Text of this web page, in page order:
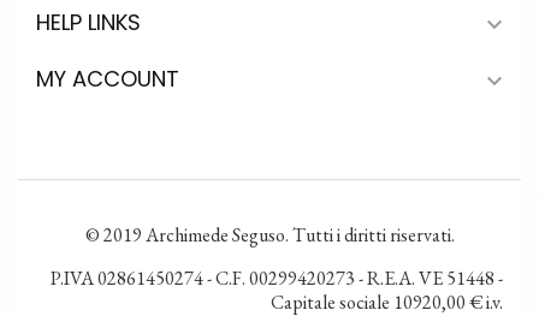
HELP LINKS 
MY ACCOUNT 
© 2019 Archimede Seguso. Tutti i diritti riservati.
P.IVA 02861450274 - C.F. 00299420273 - R.E.A. VE 51448 -
Capitale sociale 10920,00 € i.v.